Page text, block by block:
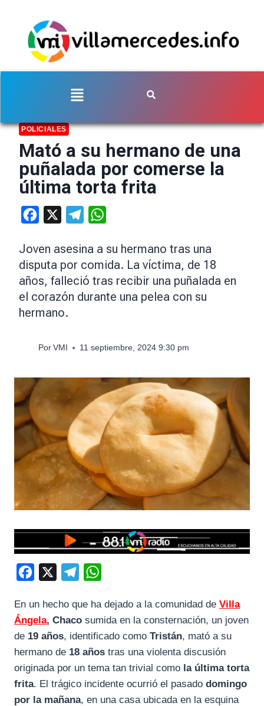
POLICIALES
Mató a su hermano de una
puñalada por comerse la
última torta frita
Facebook Telegram
Joven asesina a su hermano tras una
disputa por comida. La víctima, de 18
años, falleció tras recibir una puñalada en
el corazón durante una pelea con su
hermano.
Por VMI 11 septiembre, 2024 9:30 pm
c
e
b
k
l
e
g
m
a
t
s
p
p
En un hecho que ha dejado a la comunidad de Villa
Ángela, Chaco sumida en la consternación, un joven
de 19 años, identificado como Tristán, mató a su
hermano de 18 años tras una violenta discusión
originada por un tema tan trivial como la última torta
frita. El trágico incidente ocurrió el pasado domingo
por la mañana, en una casa ubicada en la esquina